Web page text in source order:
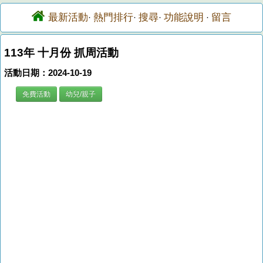
最新活動· 熱門排行· 搜尋· 功能說明 · 留言
113年 十月份 抓周活動
活動日期：2024-10-19
免費活動 幼兒/親子